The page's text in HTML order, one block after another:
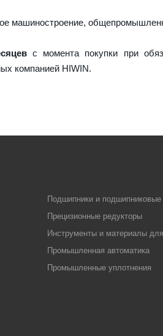
машиностроение,
с момента покупки при
компанией HIWIN.
Подшипники и
Прецизионные редукторы
Инструменты и материалы
Промышленная автоматика
Промышленные уплотнения